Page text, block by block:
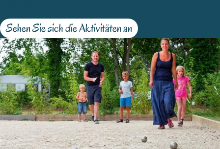
Sehen Sie sich die Aktivitäten an